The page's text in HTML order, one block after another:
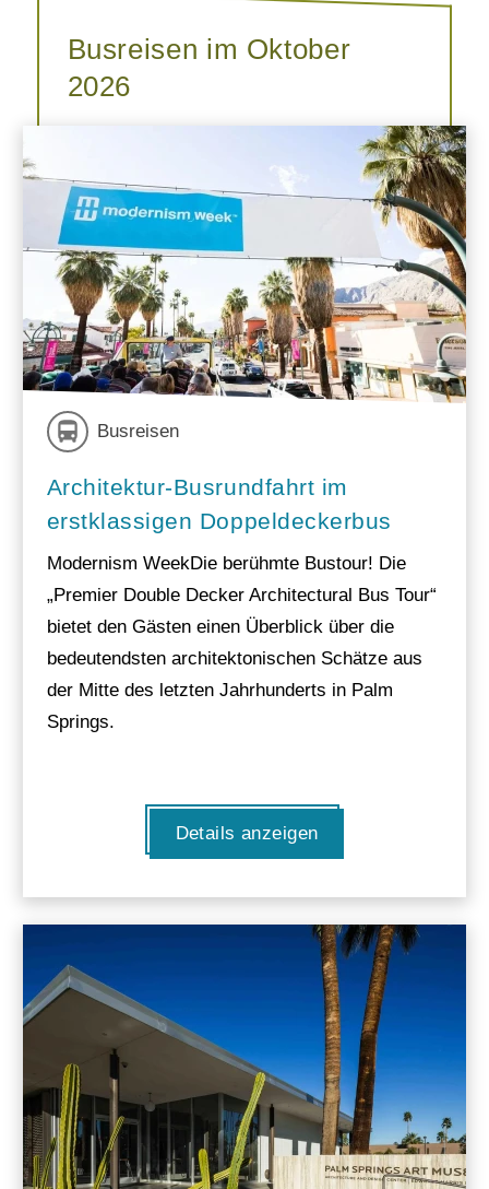
Busreisen im Oktober
2026
Busreisen
Architektur-Busrundfahrt im
erstklassigen Doppeldeckerbus
Modernism WeekDie berühmte Bustour! Die
„Premier Double Decker Architectural Bus Tour“
bietet den Gästen einen Überblick über die
bedeutendsten architektonischen Schätze aus
der Mitte des letzten Jahrhunderts in Palm
Springs.
Details anzeigen